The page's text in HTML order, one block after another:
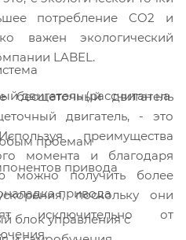
потребление CO2 и
важен экологический
LABEL.
двигатель
двигатель, - это
преимущества
момента и благодаря
можно получить более
поскольку они
исключительно от
двигатель (рассчитан на
проемам
привода
привода
блок управления с